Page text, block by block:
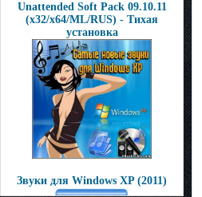
Unattended Soft Pack 09.10.11
(x32/x64/ML/RUS) - Тихая
установка
Звуки для Windows XP (2011)